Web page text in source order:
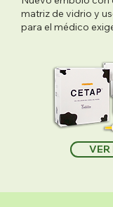
matriz de vidrio y
para el médico
VER